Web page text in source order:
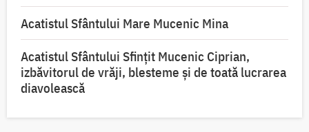
Acatistul Sfântului Mare Mucenic Mina
Acatistul Sfântului Sfințit Mucenic Ciprian,
izbăvitorul de vrăji, blesteme și de toată lucrarea
diavolească